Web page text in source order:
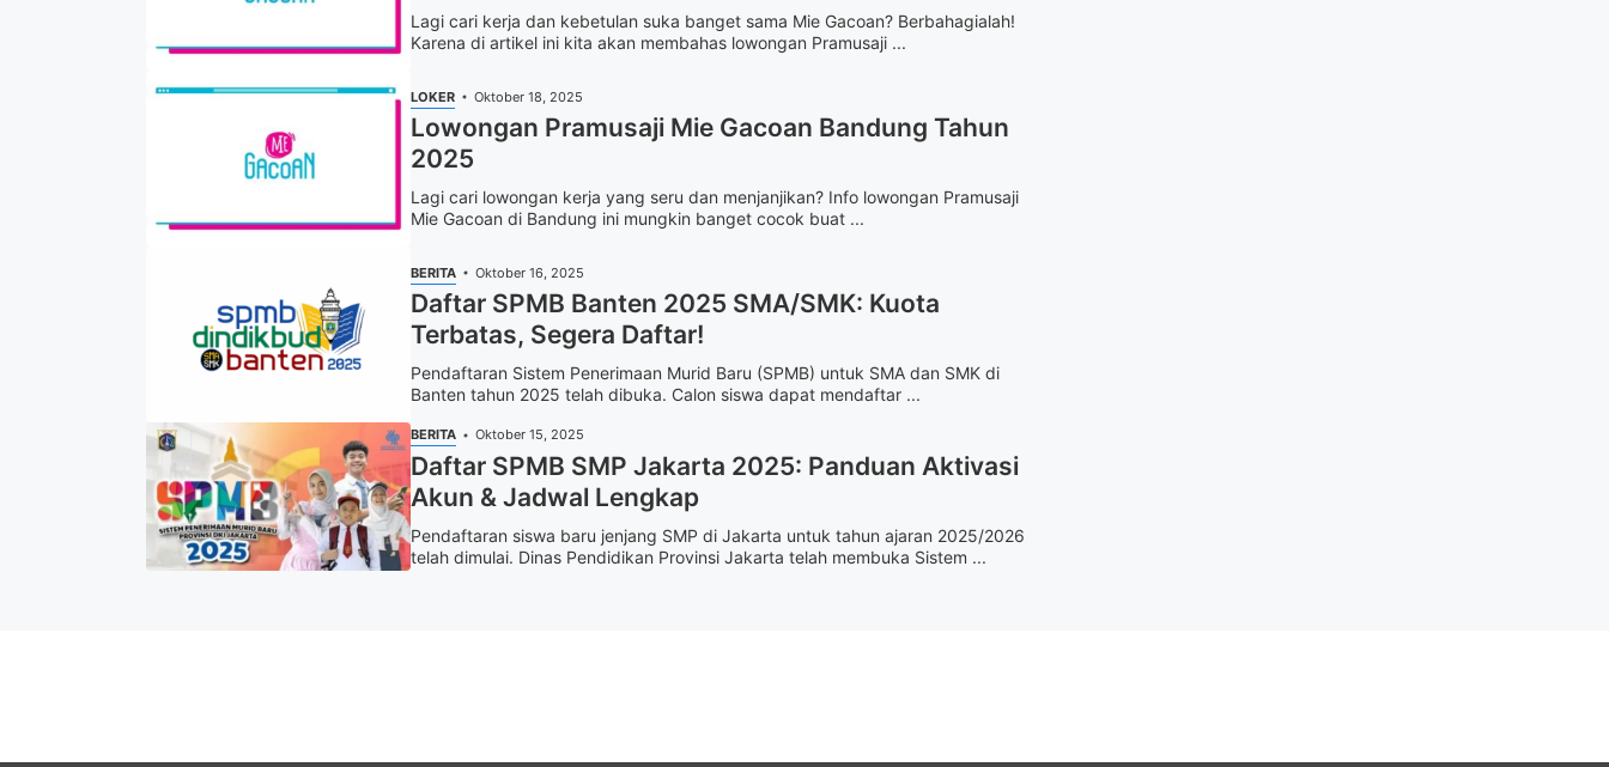
Lagi cari kerja dan kebetulan suka banget sama Mie Gacoan? Berbahagialah!
Karena di artikel ini kita akan membahas lowongan Pramusaji ...
LOKER Oktober 18, 2025
Lowongan Pramusaji Mie Gacoan Bandung Tahun
2025
Lagi cari lowongan kerja yang seru dan menjanjikan? Info lowongan Pramusaji
Mie Gacoan di Bandung ini mungkin banget cocok buat ...
BERITA Oktober 16, 2025
Daftar SPMB Banten 2025 SMA/SMK: Kuota
Terbatas, Segera Daftar!
Pendaftaran Sistem Penerimaan Murid Baru (SPMB) untuk SMA dan SMK di
Banten tahun 2025 telah dibuka. Calon siswa dapat mendaftar ...
BERITA Oktober 15, 2025
Daftar SPMB SMP Jakarta 2025: Panduan Aktivasi
Akun & Jadwal Lengkap
Pendaftaran siswa baru jenjang SMP di Jakarta untuk tahun ajaran 2025/2026
telah dimulai. Dinas Pendidikan Provinsi Jakarta telah membuka Sistem ...